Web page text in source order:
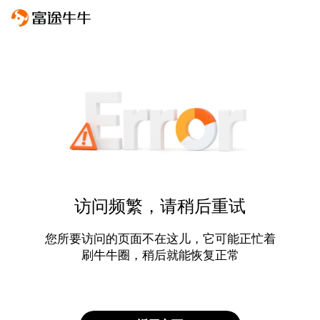
访问频繁，请稍后重试
您所要访问的页面不在这儿，它可能正忙着
刷牛牛圈，稍后就能恢复正常